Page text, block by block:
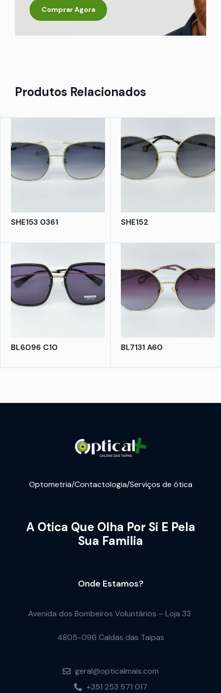
Comprar Agora
Produtos Relacionados
SHE153 0361 SHE152
BL6096 C10 BL7131 A60
Optometria/Contactologia/Serviços de ótica
A Otica Que Olha Por Si E Pela
Sua Familia
Onde Estamos?
Avenida dos Bombeiros Voluntários – Loja 33
4805-096 Caldas das Taipas
geral@opticalmais.com
+351 253 571 017